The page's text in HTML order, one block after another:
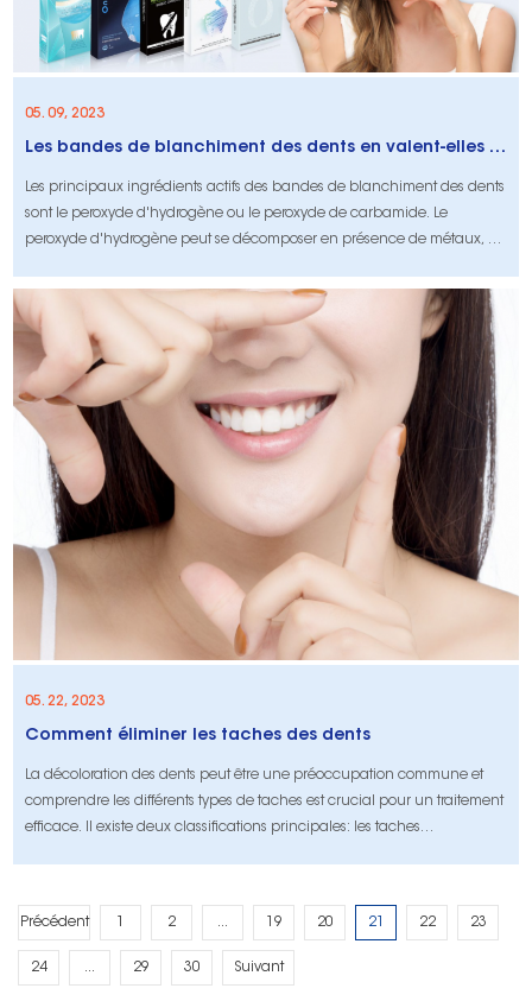
05. 09, 2023
Les bandes de blanchiment des dents en valent-elles vraiment la peine?
Les principaux ingrédients actifs des bandes de blanchiment des dents
sont le peroxyde d'hydrogène ou le peroxyde de carbamide. Le
peroxyde d'hydrogène peut se décomposer en présence de métaux, de
libres rompent les doubles liaisons insaturées (serrures de molécule de
couleur) dans les composants organiques des dents tachées et se
combinent avec elles. À travers
05. 22, 2023
Comment éliminer les taches des dents
La décoloration des dents peut être une préoccupation commune et
comprendre les différents types de taches est crucial pour un traitement
efficace. Il existe deux classifications principales: les taches
aliments, des boissons et des habitudes de couleur foncée comme le
Précédent 2 ... 19 20 21 22 23
24 ... 29 30 Suivant